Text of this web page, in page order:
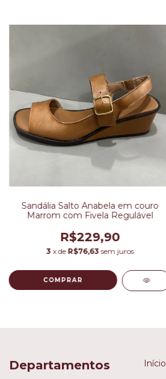
Sandália Salto Anabela em couro
Marrom com Fivela Regulável
R$229,90
3 x de R$76,63 sem juros
COMPRAR
Departamentos Início